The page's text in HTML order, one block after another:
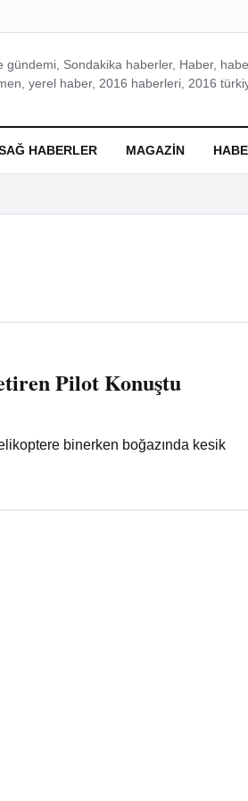
Sondakika haberler, Haber,
yerel haber, 2016 haberleri, 2016
HABERLER MAGAZIN
Pilot Konuştu
binerken boğazında kesik